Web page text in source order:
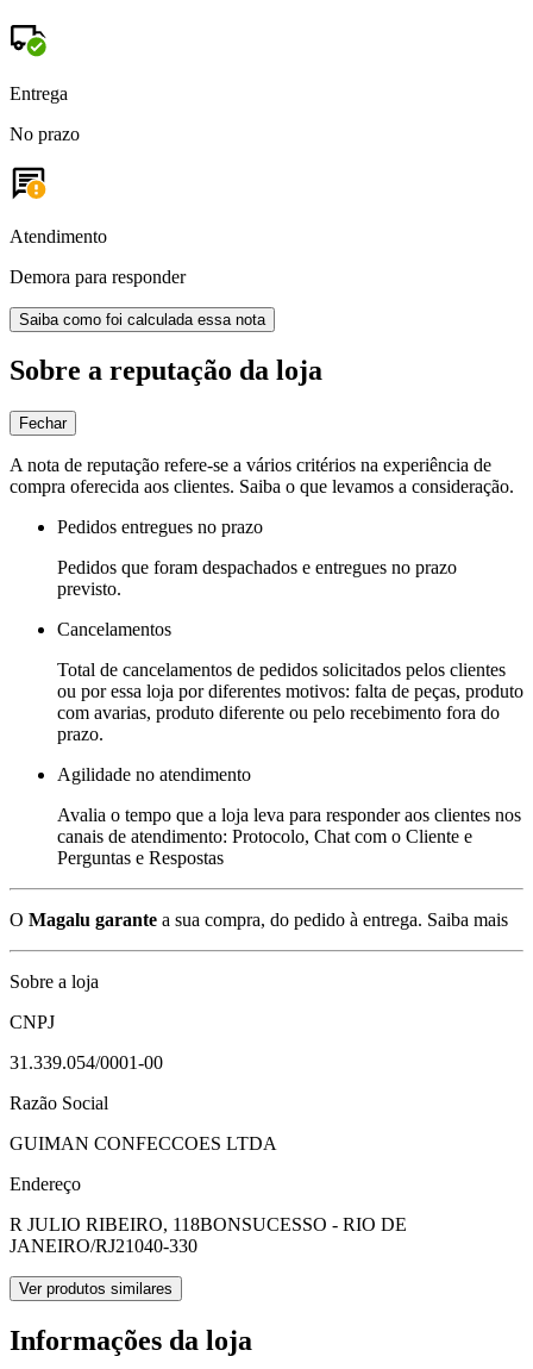
Entrega
No prazo
Atendimento
Demora para responder
Saiba como foi calculada essa nota
Sobre a reputação da loja
Fechar
A nota de reputação refere-se a vários critérios na experiência de
compra oferecida aos clientes. Saiba o que levamos a consideração.
Pedidos entregues no prazo
Pedidos que foram despachados e entregues no prazo
previsto.
Cancelamentos
Total de cancelamentos de pedidos solicitados pelos clientes
ou por essa loja por diferentes motivos: falta de peças, produto
com avarias, produto diferente ou pelo recebimento fora do
prazo.
Agilidade no atendimento
Avalia o tempo que a loja leva para responder aos clientes nos
canais de atendimento: Protocolo, Chat com o Cliente e
Perguntas e Respostas
O Magalu garante a sua compra, do pedido à entrega. Saiba mais
Sobre a loja
CNPJ
31.339.054/0001-00
Razão Social
GUIMAN CONFECCOES LTDA
Endereço
R JULIO RIBEIRO, 118BONSUCESSO - RIO DE
JANEIRO/RJ21040-330
Ver produtos similares
Informações da loja